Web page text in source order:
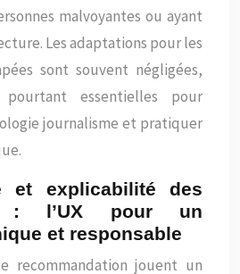
malvoyantes ou ayant
Les adaptations pour les
sont souvent négligées,
essentielles pour
journalisme et pratiquer
et explicabilité des
: l’UX pour un
et responsable
recommandation jouent un